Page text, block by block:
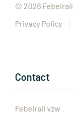
© 2026 Febelrail
Privacy Policy
Contact
Febelrail vzw